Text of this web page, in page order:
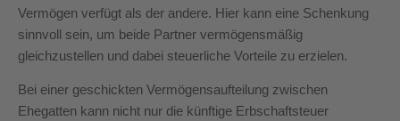
Vermögen verfügt als der andere. Hier kann eine Schenkung
sinnvoll sein, um beide Partner vermögensmäßig
gleichzustellen und dabei steuerliche Vorteile zu erzielen.
Bei einer geschickten Vermögensaufteilung zwischen
Ehegatten kann nicht nur die künftige Erbschaftsteuer